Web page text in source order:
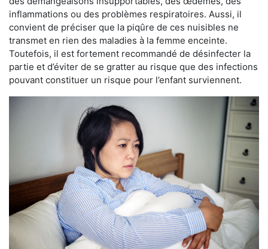
inflammations ou des problèmes respiratoires. Aussi, il
convient de préciser que la piqûre de ces nuisibles ne
transmet en rien des maladies à la femme enceinte.
Toutefois, il est fortement recommandé de désinfecter la
partie et d’éviter de se gratter au risque que des infections
pouvant constituer un risque pour l’enfant surviennent.